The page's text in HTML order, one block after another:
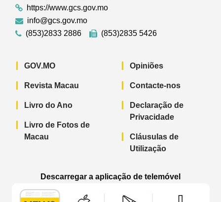
https://www.gcs.gov.mo
info@gcs.gov.mo
(853)2833 2886
(853)2835 5426
GOV.MO
Revista Macau
Livro do Ano
Livro de Fotos de
Macau
Opiniões
Contacte-nos
Declaração de
Privacidade
Cláusulas de
Utilização
Descarregar a aplicação de telemóvel